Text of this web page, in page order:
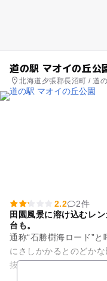
道の駅 マオイの丘公
北海道夕張郡長沼町 / 道
2.2
2件
田園風景に溶け込むレ
台も。
通称“石勝樹海ロード”
にさしかかるとのどか
抜ける爽快なドライブ